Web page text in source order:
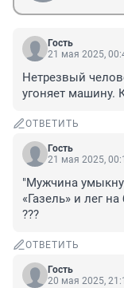
Гость
21 мая 2025,
Нетрезвый
угоняет машину.
ОТВЕТИТЬ
Гость
21 мая 2025,
"Мужчина
«Газель» и лег
???
ОТВЕТИТЬ
Гость
20 мая 2025,